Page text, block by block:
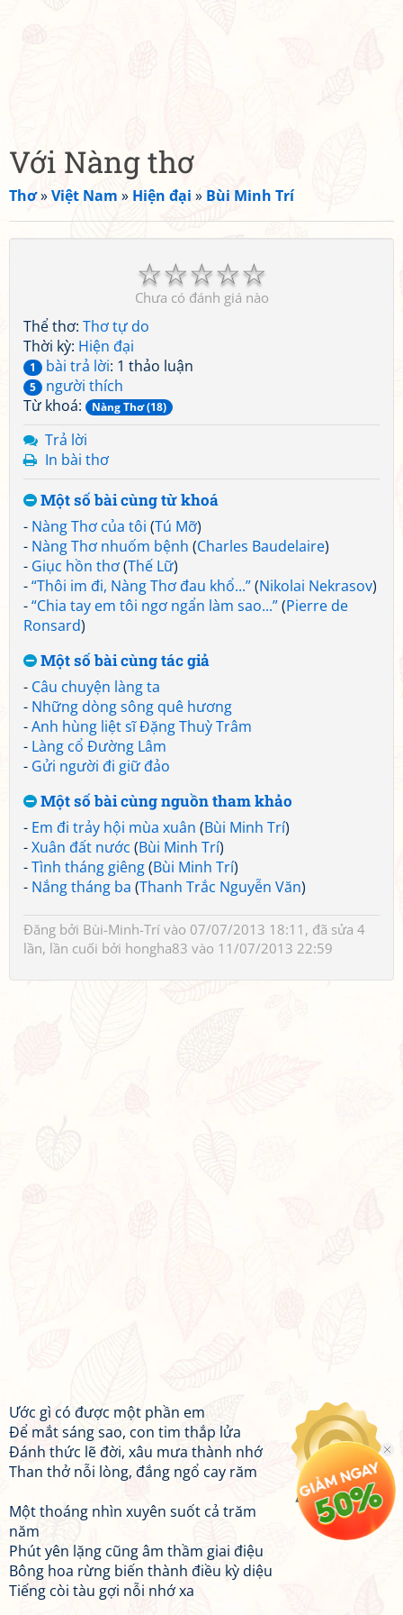
Với Nàng thơ
Thơ»Việt Nam » Hiện đại » Bùi Minh Trí
☆
☆
☆
☆
☆
Chưa có đánh giá nào
Thể thơ: Thơ tự do
Thời kỳ: Hiện đại
1 bài trả lời: 1 thảo luận
5
người thích
Từ khoá:
Nàng Thơ (18)
Trả lời
In bài thơ
Một số bài cùng từ khoá
- Nàng Thơ của tôi (Tú Mỡ)
- Nàng Thơ nhuốm bệnh (Charles Baudelaire)
- Giục hồn thơ(Thế Lữ)
-“Thôi im đi, Nàng Thơ đau khổ...”(Nikolai Nekrasov)
-“Chia tay em tôi ngơ ngẩn làm sao...”(Pierre de
Ronsard)
Một số bài cùng tác giả
- Câu chuyện làng ta
- Những dòng sông quê hương
-Anh hùng liệt sĩ Đặng Thuỳ Trâm
- Làng cổ Đường Lâm
- Gửi người đi giữ đảo
Một số bài cùng nguồn tham khảo
- Em đi trảy hội mùa xuân (Bùi Minh Trí)
-Xuân đất nước (Bùi Minh Trí)
-Tình tháng giêng(Bùi Minh Trí)
- Nắng tháng ba (Thanh Trắc Nguyễn Văn)
Đăng bởi Bùi-Minh-Trí vào 07/07/2013 18:11, đã sửa 4
lần, lần cuối bởi hongha83 vào 11/07/2013 22:59
Ước gì có được một phần em
Để mắt sáng sao, con tim thắp lửa
Đánh thức lẽ đời, xâu mưa thành nhớ
Than thở nỗi lòng, đắng ngổ cay răm
Một thoáng nhìn xuyên suốt cả trăm
năm
Phút yên lặng cũng âm thầm giai điệu
Bông hoa rừng biến thành điều kỳ diệu
Tiếng còi tàu gợi nỗi nhớ xa